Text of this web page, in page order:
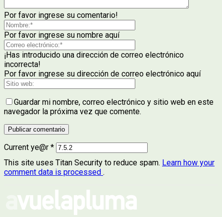
Por favor ingrese su comentario!
Por favor ingrese su nombre aquí
¡Has introducido una dirección de correo electrónico
incorrecta!
Por favor ingrese su dirección de correo electrónico aquí
Guardar mi nombre, correo electrónico y sitio web en este
navegador la próxima vez que comente.
Current ye@r *
This site uses Titan Security to reduce spam. Learn how your
comment data is processed .